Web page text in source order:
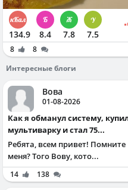
134.9 8.4 7.8 7.5
8
8
Интересные блоги
Вова
01-08-2026
Как я обманул систему, купил
мультиварку и стал 75...
Ребята, всем привет! Помните
меня? Того Вову, кото...
14 138